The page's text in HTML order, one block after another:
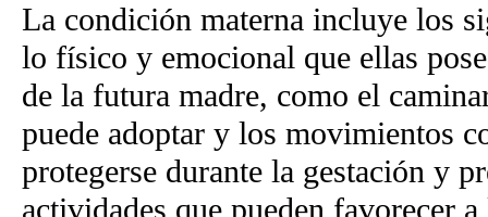
La condición materna incluye los
lo físico y emocional que ellas
de la futura madre, como el
puede adoptar y los movimientos
protegerse durante la gestación y